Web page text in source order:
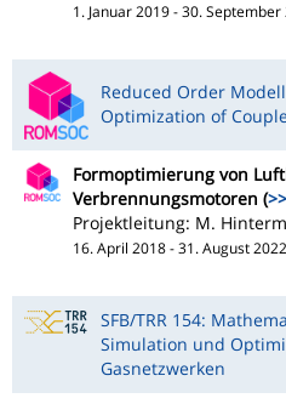
1. Januar 2019 - 30. September
Reduced Order
Optimization of
Formoptimierung von
Verbrennungsmotoren (
Projektleitung: M.
16. April 2018 - 31. August 2022
SFB/TRR 154:
Simulation und
Gasnetzwerken